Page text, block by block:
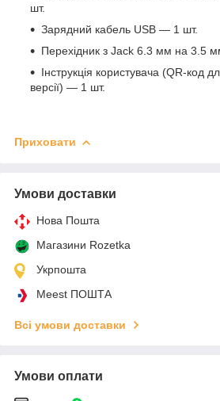
шт.
Зарядний кабель USB — 1 шт.
Перехідник з Jack 6.3 мм на 3.5
Інструкція користувача (QR-код
версії) — 1 шт.
Приховати
Умови доставки
Нова Пошта
Магазини Rozetka
Укрпошта
Meest ПОШТА
Всі умови доставки
Умови оплати